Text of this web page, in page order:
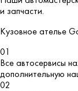
и запчасти.
Кузовное ателье
01
Все автосервисы
дополнительную
02